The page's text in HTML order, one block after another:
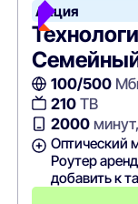
Акция
100/500
210ТВ
2000минут,
Оптический
Роутер
добавить к